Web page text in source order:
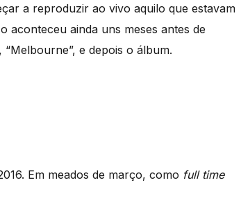
a reproduzir ao vivo aquilo que estavam
aconteceu ainda uns meses antes de
e depois o álbum.
Em meados de março, como full time